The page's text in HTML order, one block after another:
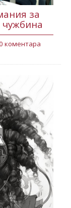
за
коментара